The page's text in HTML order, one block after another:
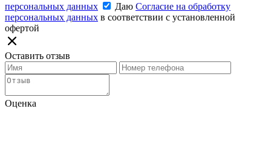
персональных данных
Даю Согласие на обработку
персональных данных в соответствии с установленной
офертой
Оставить отзыв
Оценка